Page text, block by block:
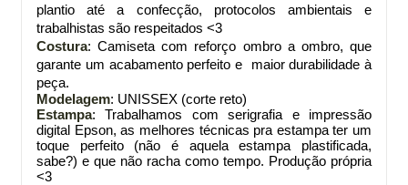
plantio até a confecção, protocolos ambientais e
trabalhistas são respeitados <3
Costura: Camiseta com reforço ombro a ombro, que
garante um acabamento perfeito e maior durabilidade à
peça.
Modelagem: UNISSEX (corte reto)
Estampa: Trabalhamos com serigrafia e impressão
digital Epson, as melhores técnicas pra estampa ter um
toque perfeito (não é aquela estampa plastificada,
sabe?) e que não racha como tempo. Produção própria
<3